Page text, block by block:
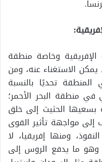
وخاصة منطقة
الاستغناء عنه، ومن
تحديًا بالنسبة
في منطقة البحر الأحمر؛
بسعيها الحثيث إلى خلق
مواجهة تأثير القوى
ومنها إفريقيا، لا
وهو ما يدفع الروس إلى